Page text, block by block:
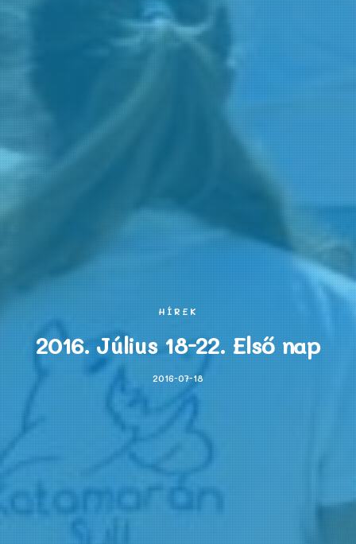
HÍREK
2016. Július 18-22. Első nap
2016-07-18